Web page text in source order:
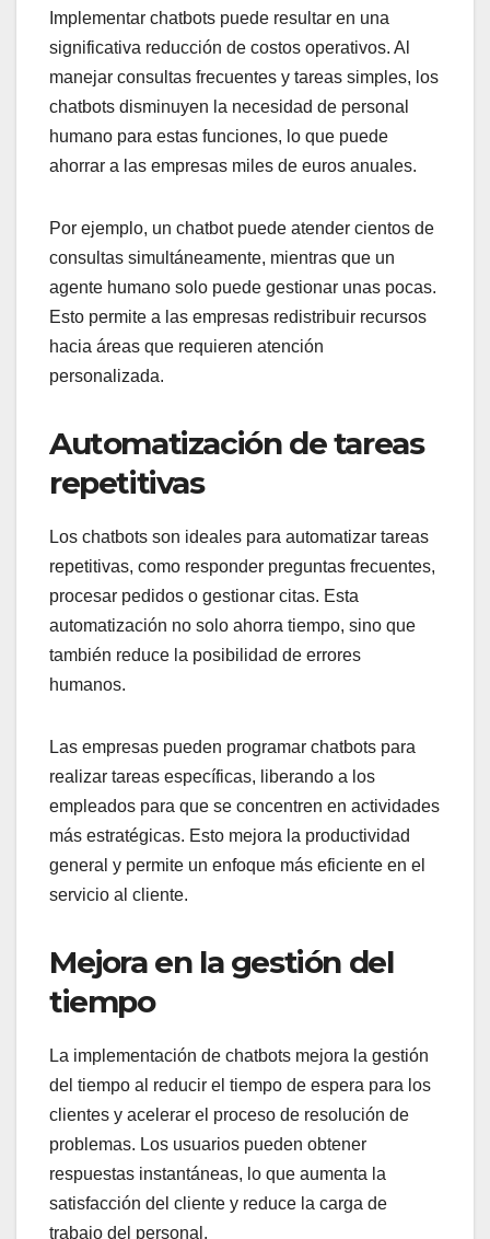
Implementar chatbots puede resultar en una
significativa reducción de costos operativos. Al
manejar consultas frecuentes y tareas simples, los
chatbots disminuyen la necesidad de personal
humano para estas funciones, lo que puede
ahorrar a las empresas miles de euros anuales.
Por ejemplo, un chatbot puede atender cientos de
consultas simultáneamente, mientras que un
agente humano solo puede gestionar unas pocas.
Esto permite a las empresas redistribuir recursos
hacia áreas que requieren atención
personalizada.
Automatización de tareas
repetitivas
Los chatbots son ideales para automatizar tareas
repetitivas, como responder preguntas frecuentes,
procesar pedidos o gestionar citas. Esta
automatización no solo ahorra tiempo, sino que
también reduce la posibilidad de errores
humanos.
Las empresas pueden programar chatbots para
realizar tareas específicas, liberando a los
empleados para que se concentren en actividades
más estratégicas. Esto mejora la productividad
general y permite un enfoque más eficiente en el
servicio al cliente.
Mejora en la gestión del
tiempo
La implementación de chatbots mejora la gestión
del tiempo al reducir el tiempo de espera para los
clientes y acelerar el proceso de resolución de
problemas. Los usuarios pueden obtener
respuestas instantáneas, lo que aumenta la
satisfacción del cliente y reduce la carga de
trabajo del personal.